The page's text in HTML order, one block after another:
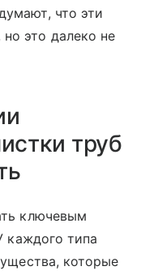
что эти
это далеко не
труб
ключевым
каждого типа
которые